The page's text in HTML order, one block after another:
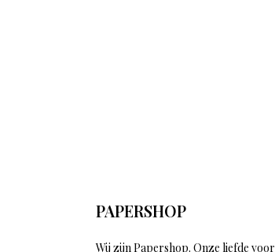
PAPERSHOP
Wij zijn Papershop. Onze liefde voor